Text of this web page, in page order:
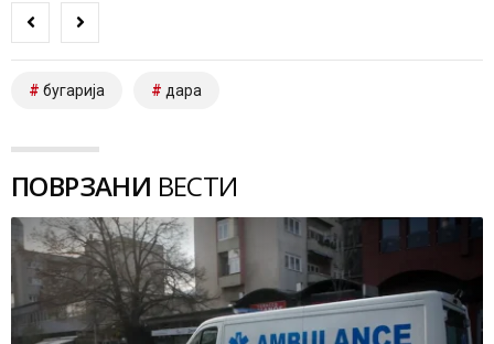
бугарија дара
ПОВРЗАНИ ВЕСТИ